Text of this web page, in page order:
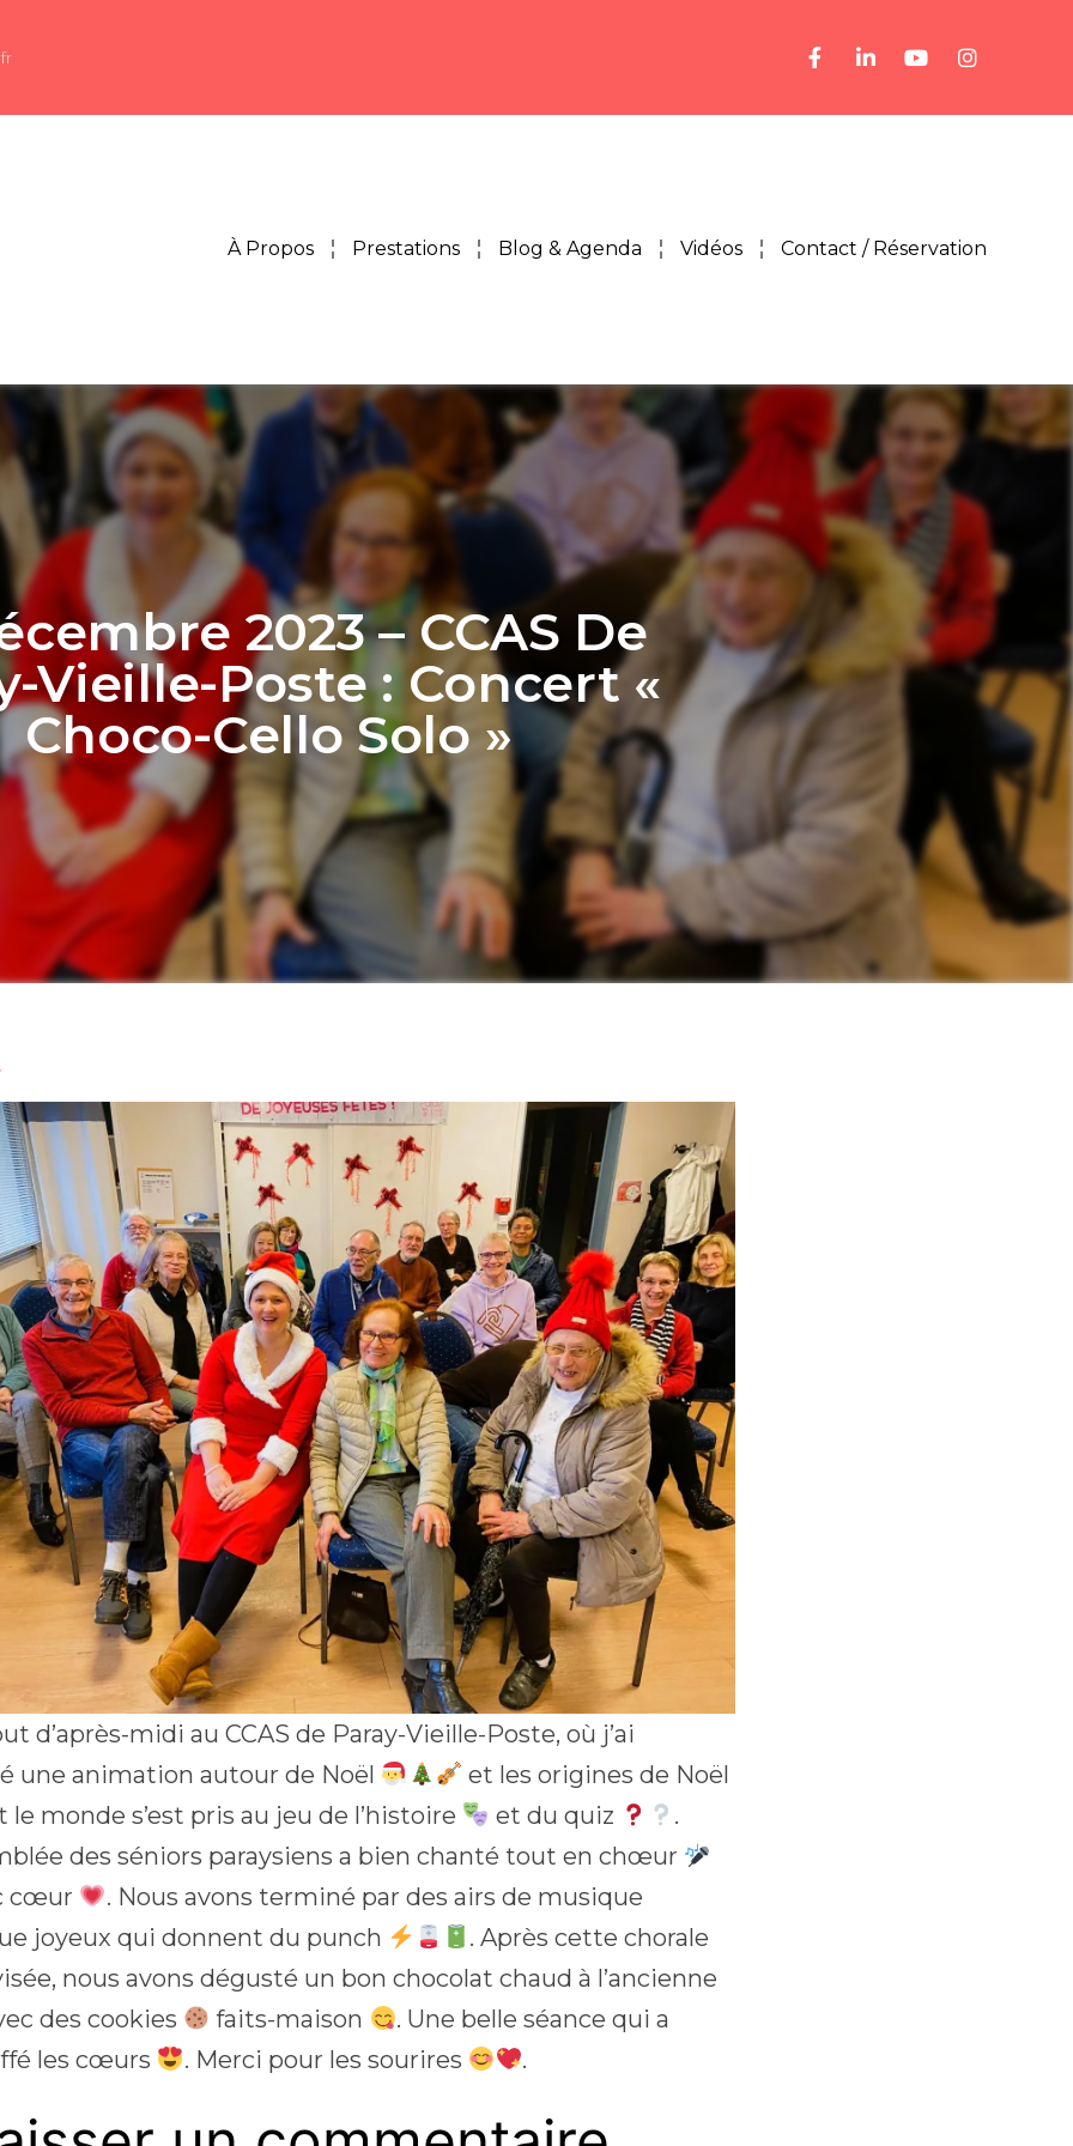
À Propos Prestations Blog & Agenda Vidéos Contact / Réservation
2023 – CCAS De
Vieille-Poste : Concert «
Choco-Cello Solo »
d’après-midi au CCAS de Paray-Vieille-Poste, où j’ai
une animation autour de Noël
et les origines de Noël
le monde s’est pris au jeu de l’histoire
et du quiz
.
des séniors paraysiens a bien chanté tout en chœur
cœur
. Nous avons terminé par des airs de musique
joyeux qui donnent du punch
. Après cette chorale
nous avons dégusté un bon chocolat chaud à l’ancienne
des cookies
faits-maison
. Une belle séance qui a
les cœurs
. Merci pour les sourires .